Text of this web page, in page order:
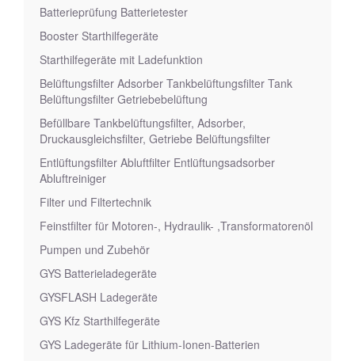
Batterieprüfung Batterietester
Booster Starthilfegeräte
Starthilfegeräte mit Ladefunktion
Belüftungsfilter Adsorber Tankbelüftungsfilter Tank
Belüftungsfilter Getriebebelüftung
Befüllbare Tankbelüftungsfilter, Adsorber,
Druckausgleichsfilter, Getriebe Belüftungsfilter
Entlüftungsfilter Abluftfilter Entlüftungsadsorber
Abluftreiniger
Filter und Filtertechnik
Feinstfilter für Motoren-, Hydraulik- ,Transformatorenöl
Pumpen und Zubehör
GYS Batterieladegeräte
GYSFLASH Ladegeräte
GYS Kfz Starthilfegeräte
GYS Ladegeräte für Lithium-Ionen-Batterien